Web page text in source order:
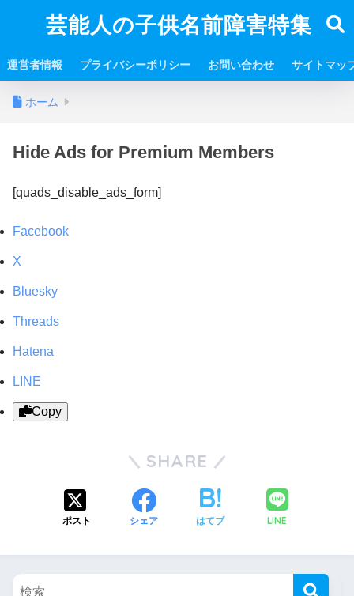
芸能人の子供名前障害特集
運営者情報 プライバシーポリシー お問い合わせ サイトマッ
ホーム
Hide Ads for Premium Members
[quads_disable_ads_form]
Facebook
X
Bluesky
Threads
Hatena
LINE
Copy
SHARE
ポスト シェア はてブ LINE